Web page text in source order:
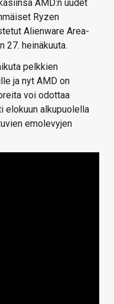
AMD:n uudet
Ryzen
Alienware Area-
27. heinäkuuta.
pelkkien
ja nyt AMD on
voi odottaa
elokuun alkupuolella
emolevyjen